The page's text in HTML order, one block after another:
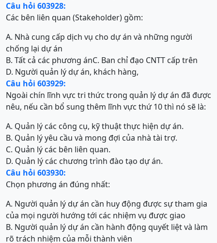
Câu hỏi 603928:
Các bên liên quan (Stakeholder) gồm:
A. Nhà cung cấp dịch vụ cho dự án và những người
chống lại dự án
B. Tất cả các phương ánC. Ban chỉ đạo CNTT cấp trên
D. Người quản lý dự án, khách hàng,
Câu hỏi 603929:
Ngoài chín lĩnh vực tri thức trong quản lý dự án đã được
nêu, nếu cần bổ sung thêm lĩnh vực thứ 10 thì nó sẽ là:
A. Quản lý các công cụ, kỹ thuật thực hiện dự án.
B. Quản lý yêu cầu và mong đợi của nhà tài trợ.
C. Quản lý các bên liên quan.
D. Quản lý các chương trình đào tạo dự án.
Câu hỏi 603930:
Chọn phương án đúng nhất:
A. Người quản lý dự án cần huy động được sự tham gia
của mọi người hướng tới các nhiệm vụ được giao
B. Người quản lý dự án cần hành động quyết liệt và làm
rõ trách nhiệm của mỗi thành viên